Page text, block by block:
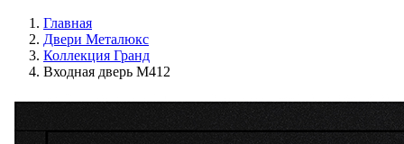
Главная
Двери Металюкс
Коллекция Гранд
Входная дверь М412